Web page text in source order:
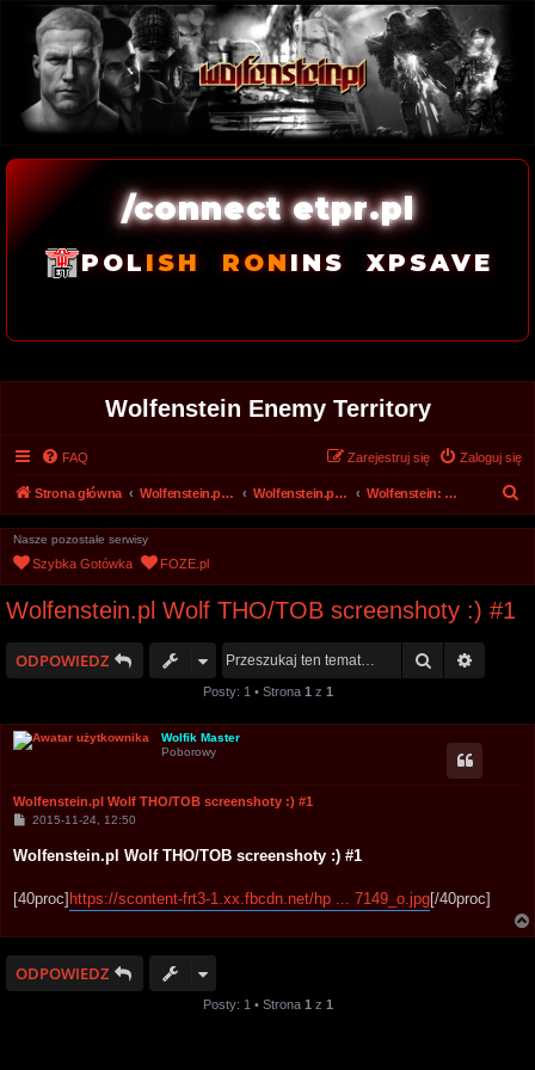
/connect etpr.pl
POL ISH RONINS XPSAVE
Wolfenstein Enemy Territory
FAQ Zaloguj się
Zarejestruj się
Strona główna Wolfenstein.pl - Archiwum forum 2008 - 2017 Wolfenstein.pl - Archiwum Wolfenstein: The New Order
Nasze pozostałe serwisy
Szybka Gotówka FOZE.pl
Wolfenstein.pl Wolf THO/TOB screenshoty :) #1
ODPOWIEDZ Szukaj
Posty: 1 • Strona 1 z 1
Wolfik Master
Poborowy
Wolfenstein.pl Wolf THO/TOB screenshoty :) #1
P
s
t
2015-11-24, 12:50
Wolfenstein.pl Wolf THO/TOB screenshoty :) #1
[40proc] https://scontent-frt3-1.xx.fbcdn.net/hp ... 7149_o.jpg[/40proc]
ODPOWIEDZ
Posty: 1 • Strona 1 z 1